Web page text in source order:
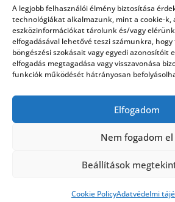
A legjobb felhasználói élmény biztosítása
technológiákat alkalmazunk, mint a cookie-k,
eszközinformációkat tárolunk és/vagy
elfogadásával lehetővé teszi számunkra, hogy
böngészési szokásait vagy egyedi azonosítóit
elfogadás megtagadása vagy visszavonása
funkciók működését hátrányosan
Elfogadom
Nem fogadom el
Beállítások
Cookie PolicyAdatvédelmi
Rólunk
HÍRLEVÉL